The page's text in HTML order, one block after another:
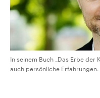
In seinem Buch „Das Erbe
auch persönliche